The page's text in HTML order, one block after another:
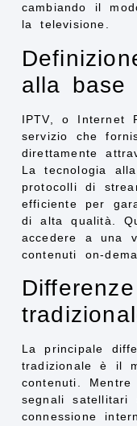
cambiando il
la televisione.
alla base
IPTV, o Internet
servizio che
direttamente
La tecnologia
protocolli di
efficiente per
di alta qualità.
accedere a una
contenuti on-
La principale
tradizionale è il
contenuti.
segnali
connessione